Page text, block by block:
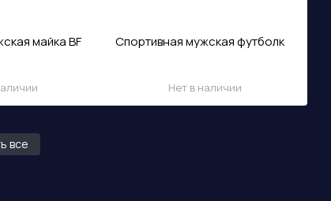
Спортивная мужская майка BFCAMO STRINGER Ryderwear
Спортивная мужская футболка VARSITY JERSEY (RED) Ryderwear
Нет в наличии
все